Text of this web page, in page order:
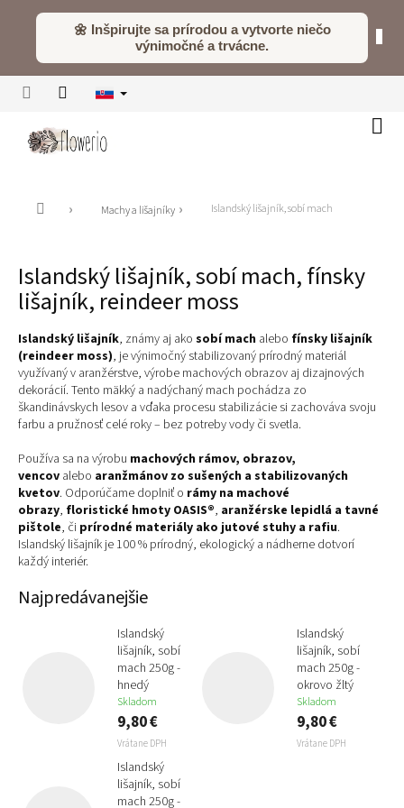
🌼 Inšpirujte sa prírodou a vytvorte niečo
výnimočné a trvácne.
Domov Machy a lišajníky Islandský lišajník, sobí mach
Islandský lišajník, sobí mach, fínsky
lišajník, reindeer moss
Islandský lišajník, známy aj ako sobí mach alebo fínsky lišajník
(reindeer moss), je výnimočný stabilizovaný prírodný materiál
využívaný v aranžérstve, výrobe machových obrazov aj dizajnových
dekorácií. Tento mäkký a nadýchaný mach pochádza zo
škandinávskych lesov a vďaka procesu stabilizácie si zachováva svoju
farbu a pružnosť celé roky – bez potreby vody či svetla.
Používa sa na výrobu machových rámov, obrazov,
vencov alebo aranžmánov zo sušených a stabilizovaných
kvetov. Odporúčame doplniť o rámy na machové
obrazy, floristické hmoty OASIS®, aranžérske lepidlá a tavné
pištole, či prírodné materiály ako jutové stuhy a rafiu.
Islandský lišajník je 100 % prírodný, ekologický a nádherne dotvorí
každý interiér.
Najpredávanejšie
Islandský
lišajník, sobí
mach 250g -
hnedý
Skladom
9,80 €
Vrátane DPH
Islandský
lišajník, sobí
mach 250g -
okrovo žltý
Skladom
9,80 €
Vrátane DPH
Islandský
lišajník, sobí
mach 250g -